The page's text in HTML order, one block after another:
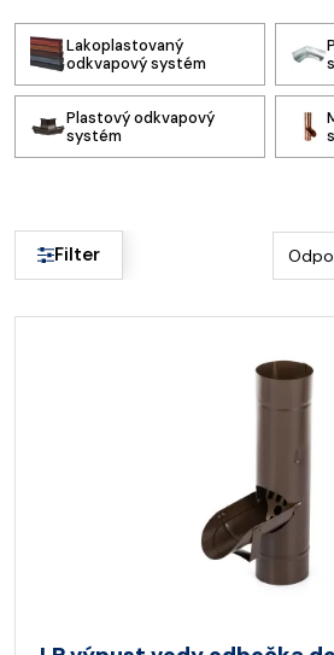
Lakoplastovaný
odkvapový systém
Plastový odkvapový
systém
Filter